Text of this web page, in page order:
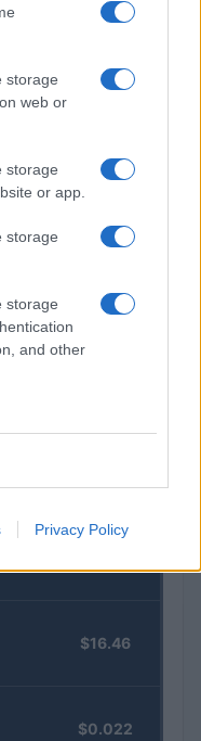
storage
web or
storage
or app.
storage
storage
and other
Privacy Policy
onder druk
$16.46
$0.022